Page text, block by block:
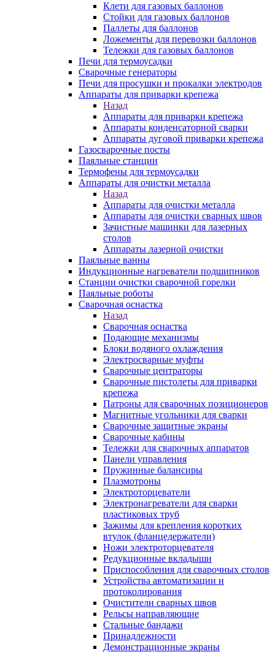
Клети для газовых баллонов
Стойки для газовых баллонов
Паллеты для баллонов
Ложементы для перевозки баллонов
Тележки для газовых баллонов
Печи для термоусадки
Сварочные генераторы
Печи для просушки и прокалки электродов
Аппараты для приварки крепежа
Назад
Аппараты для приварки крепежа
Аппараты конденсаторной сварки
Аппараты дуговой приварки крепежа
Газосварочные посты
Паяльные станции
Термофены для термоусадки
Аппараты для очистки металла
Назад
Аппараты для очистки металла
Аппараты для очистки сварных швов
Зачистные машинки для лазерных
столов
Аппараты лазерной очистки
Паяльные ванны
Индукционные нагреватели подшипников
Станции очистки сварочной горелки
Паяльные роботы
Сварочная оснастка
Назад
Сварочная оснастка
Подающие механизмы
Блоки водяного охлаждения
Электросварные муфты
Сварочные центраторы
Сварочные пистолеты для приварки
крепежа
Патроны для сварочных позиционеров
Магнитные угольники для сварки
Сварочные защитные экраны
Сварочные кабины
Тележки для сварочных аппаратов
Панели управления
Пружинные балансиры
Плазмотроны
Электроторцеватели
Электронагреватели для сварки
пластиковых труб
Зажимы для крепления коротких
втулок (фланцедержатели)
Ножи электроторцевателя
Редукционные вкладыши
Приспособления для сварочных столов
Устройства автоматизации и
протоколирования
Очистители сварных швов
Рельсы направляющие
Стальные бандажи
Принадлежности
Демонстрационные экраны